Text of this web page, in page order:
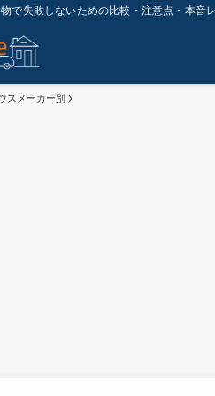
で失敗しないための比較・注意点・本音
スメーカー別